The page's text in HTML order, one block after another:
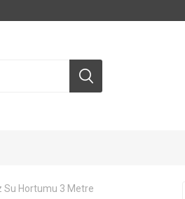
Su Hortumu 3 Metre